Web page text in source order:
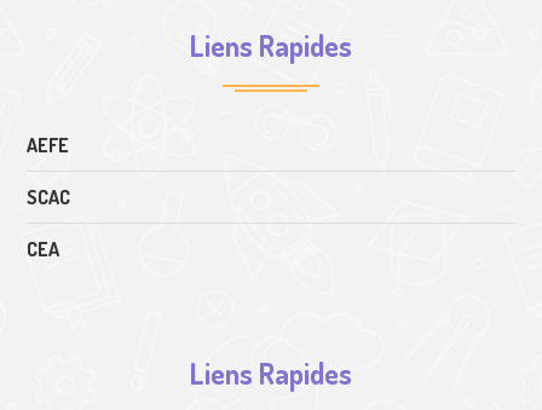
Liens Rapides
AEFE
SCAC
CEA
Liens Rapides